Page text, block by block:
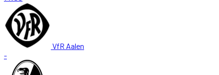
VfR Aalen
-